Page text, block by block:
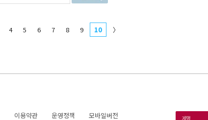
4 5 6 7 8 9 10 〉
이용약관 운영정책 모바일버전